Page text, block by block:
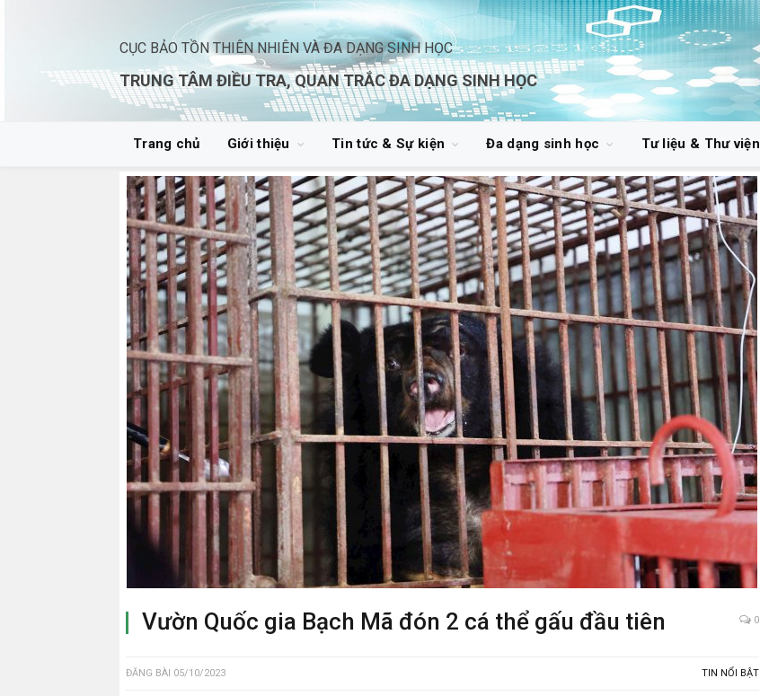
CỤC BẢO TỒN THIÊN NHIÊN VÀ ĐA DẠNG SINH HỌC
TRUNG TÂM ĐIỀU TRA, QUAN TRẮC ĐA DẠNG SINH HỌC
Trang chủ Giới thiệu Tin tức & Sự kiện Đa dạng sinh học Tư liệu & Thư viện
Vườn Quốc gia Bạch Mã đón 2 cá thể gấu đầu tiên 0
ĐĂNG BÀI 05/10/2023 TIN NỔI BẬT